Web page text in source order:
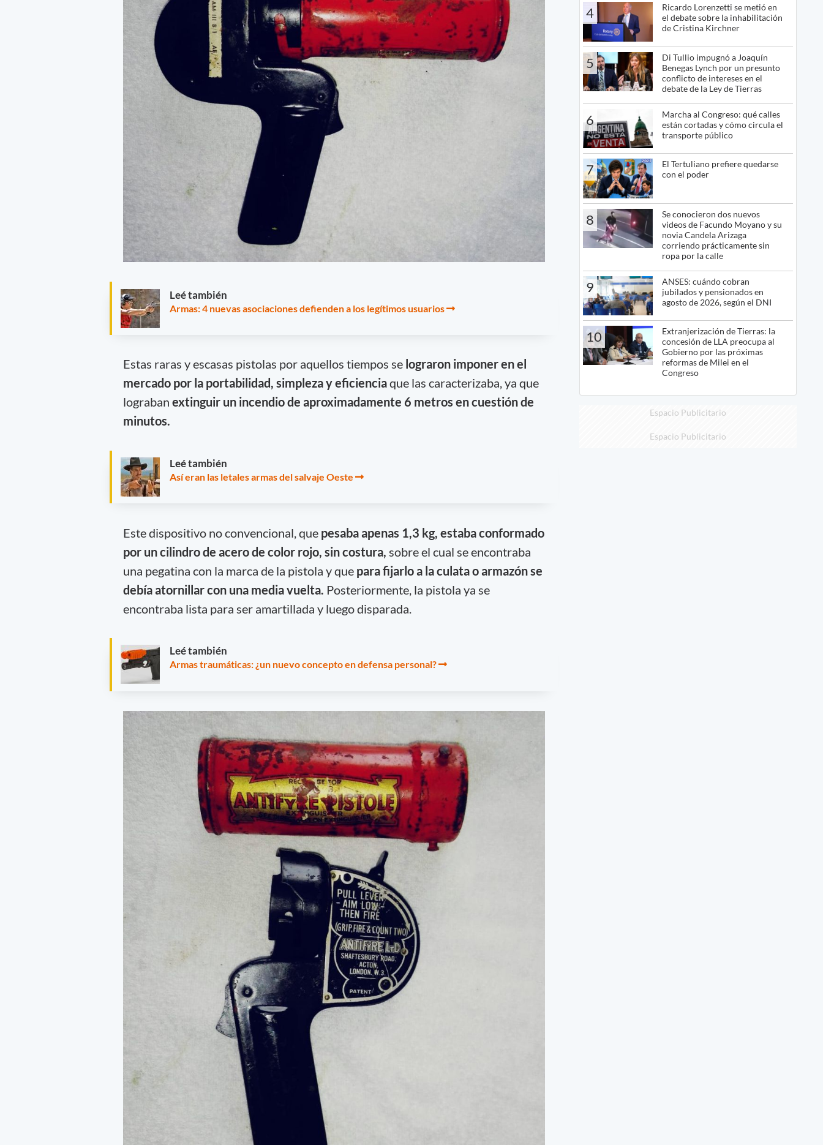
Leé también
Armas: 4 nuevas asociaciones defienden a los legítimos usuarios
Estas raras y escasas pistolas por aquellos tiempos selograron imponer en el
mercado por la portabilidad, simpleza y eficienciaque las caracterizaba, ya que
lograban extinguir un incendio de aproximadamente 6 metros en cuestión de
minutos.
Leé también
Así eran las letales armas del salvaje Oeste
Este dispositivo no convencional, que pesaba apenas 1,3 kg, estaba conformado
por un cilindro de acero de color rojo, sin costura, sobre el cual se encontraba
una pegatina con la marca de la pistola y que para fijarlo a la culata o armazón se
debía atornillar con una media vuelta. Posteriormente, la pistola ya se
encontraba lista para ser amartillada y luego disparada.
Leé también
Armas traumáticas: ¿un nuevo concepto en defensa personal?
4
Ricardo Lorenzetti se metió en
el debate sobre la inhabilitación
de Cristina Kirchner
5
Di Tullio impugnó a Joaquín
Benegas Lynch por un presunto
conflicto de intereses en el
debate de la Ley de Tierras
6
Marcha al Congreso: qué calles
están cortadas y cómo circula el
transporte público
7
El Tertuliano prefiere quedarse
con el poder
8
Se conocieron dos nuevos
videos de Facundo Moyano y su
novia Candela Arizaga
corriendo prácticamente sin
ropa por la calle
9
ANSES: cuándo cobran
jubilados y pensionados en
agosto de 2026, según el DNI
10
Extranjerización de Tierras: la
concesión de LLA preocupa al
Gobierno por las próximas
reformas de Milei en el
Congreso
Espacio Publicitario
Espacio Publicitario